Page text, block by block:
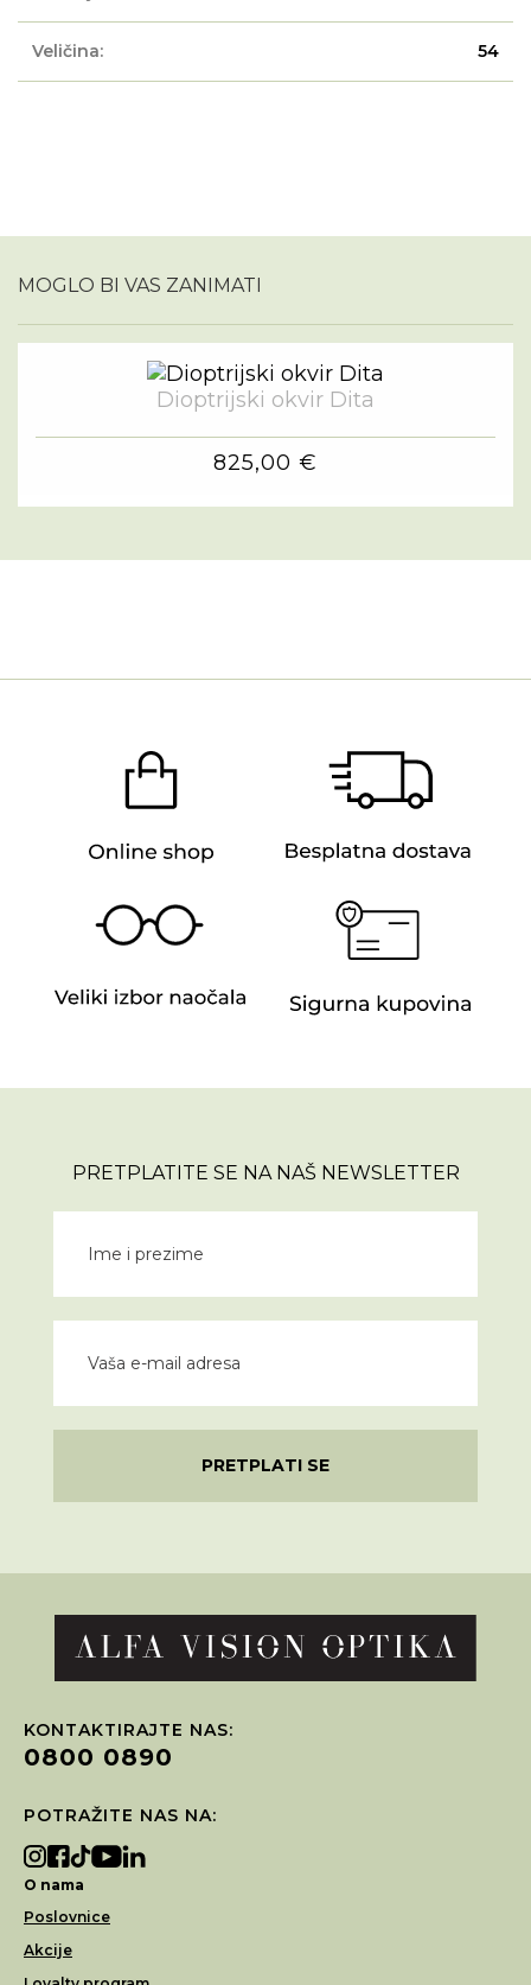
Veličina: 54
MOGLO BI VAS ZANIMATI
Dioptrijski okvir Dita
825,00 €
PRETPLATITE SE NA NAŠ NEWSLETTER
PRETPLATI SE
KONTAKTIRAJTE NAS:
0800 0890
POTRAŽITE NAS NA:
O nama
Poslovnice
Akcije